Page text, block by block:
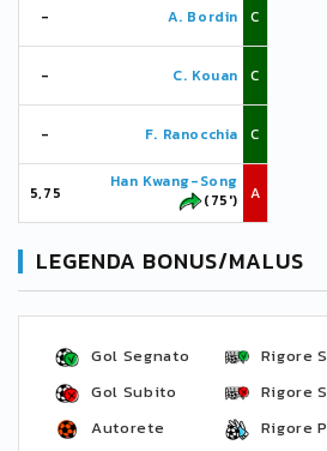
- A. Bordin C
- C. Kouan C
- F. Ranocchia C
5,75
Han Kwang-Song
(75')
A
LEGENDA BONUS/MALUS
Gol Segnato
Gol Subito
Autorete
Rigore
Rigore
Rigore